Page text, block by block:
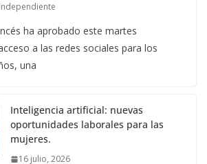
ha aprobado este martes
a las redes sociales para los
una
Inteligencia artificial: nuevas
oportunidades laborales para las
mujeres.
16 julio, 2026